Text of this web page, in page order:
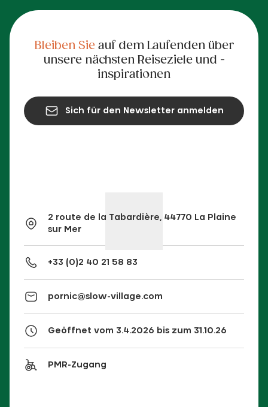
2 route de la Tabardière, 44770 La Plaine
sur Mer
+33 (0)2 40 21 58 83
pornic@slow-village.com
Geöffnet vom 3.4.2026 bis zum 31.10.26
PMR-Zugang
Bleiben Sieauf dem Laufenden über
unsere nächsten Reiseziele und -
inspirationen
Sich für den Newsletter anmelden